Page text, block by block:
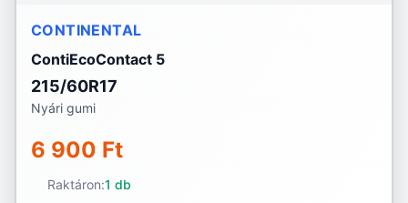
CONTINENTAL
ContiEcoContact 5
215/60R17
Nyári gumi
6 900 Ft
Raktáron:1 db